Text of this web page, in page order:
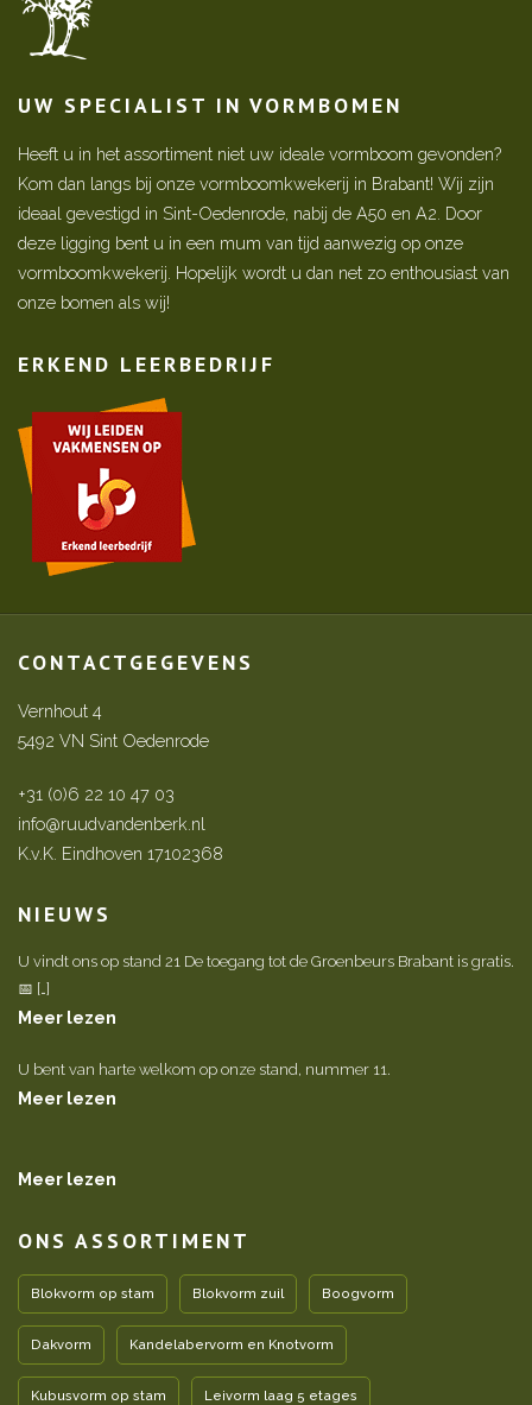
UW SPECIALIST IN VORMBOMEN
Heeft u in het assortiment niet uw ideale vormboom gevonden?
Kom dan langs bij onze vormboomkwekerij in Brabant! Wij zijn
ideaal gevestigd in Sint-Oedenrode, nabij de A50 en A2. Door
deze ligging bent u in een mum van tijd aanwezig op onze
vormboomkwekerij. Hopelijk wordt u dan net zo enthousiast van
onze bomen als wij!
ERKEND LEERBEDRIJF
CONTACTGEGEVENS
Vernhout 4
5492 VN Sint Oedenrode
+31 (0)6 22 10 47 03
info@ruudvandenberk.nl
K.v.K. Eindhoven 17102368
NIEUWS
U vindt ons op stand 21 De toegang tot de Groenbeurs Brabant is gratis.
📅 […]
Meer lezen
U bent van harte welkom op onze stand, nummer 11.
Meer lezen
Meer lezen
ONS ASSORTIMENT
Blokvorm op stam Blokvorm zuil Boogvorm
Dakvorm Kandelabervorm en Knotvorm
Kubusvorm op stam Leivorm laag 5 etages